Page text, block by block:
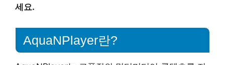
세요.
AquaNPlayer란?